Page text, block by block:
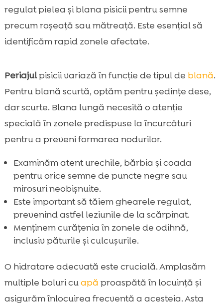
regulat pielea și blana pisicii pentru semne
precum roșeață sau mătreață. Este esențial să
identificăm rapid zonele afectate.
Periajulpisicii variază în funcție de tipul de blană.
Pentru blană scurtă, optăm pentru ședințe dese,
dar scurte. Blana lungă necesită o atenție
specială în zonele predispuse la încurcături
pentru a preveni formarea nodurilor.
Examinăm atent urechile, bărbia și coada
pentru orice semne de puncte negre sau
mirosuri neobișnuite.
Este important să tăiem ghearele regulat,
prevenind astfel leziunile de la scărpinat.
Menținem curățenia în zonele de odihnă,
inclusiv păturile și culcușurile.
O hidratare adecvată este crucială. Amplasăm
multiple boluri cuapă proaspătă în locuință și
asigurăm înlocuirea frecventă a acesteia. Asta